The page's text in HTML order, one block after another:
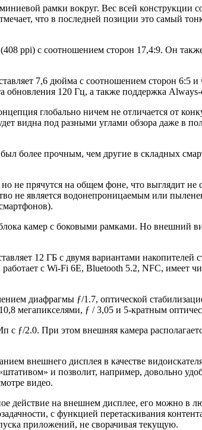
рамки вокруг. Вес всей конструкции
что в последней позиции это самый
ppi) с соотношением сторон 17,4:9. Он
7,6 дюйма с соотношением сторон 6:5
обновления 120 Гц, а также поддержка Always-
глобально ничем не отличается от
видна под разными углами обзора даже в
более прочным, чем другие в складных
не прячутся на общем фоне, что выглядит не
не является водонепроницаемым или
камер с боковыми рамками. Но внешний
12 ГБ с двумя вариантами накопителей
с Wi-Fi 6E, Bluetooth 5.2, NFC, имеет
диафрагмы ƒ/1.7, оптической
мегапикселями, ƒ / 3,05 и 5-кратным
ƒ/2.0. При этом внешняя камера
внешнего дисплея в качестве
и позволит, например, довольно
видео.
действие на внешнем дисплее, его можно в
с функцией перетаскивания
приложений, не сворачивая текущую.